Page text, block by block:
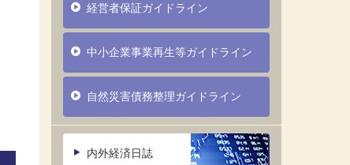
経営者保証ガイドライン
中小企業事業再生等ガイドライン
自然災害債務整理ガイドライン
内外経済日誌